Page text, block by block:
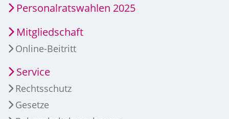
Personalratswahlen 2025
Mitgliedschaft
Online-Beitritt
Service
Rechtsschutz
Gesetze